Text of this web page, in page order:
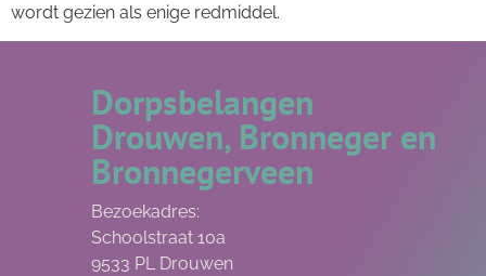
wordt gezien als enige redmiddel.
Dorpsbelangen
Drouwen, Bronneger en
Bronnegerveen
Bezoekadres:
Schoolstraat 10a
9533 PL Drouwen